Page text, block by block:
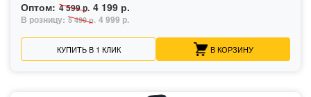
Оптом: 4 599 р. 4 199 р.
В розницу: 5 499 р. 4 999 р.
КУПИТЬ В 1 КЛИК В КОРЗИНУ